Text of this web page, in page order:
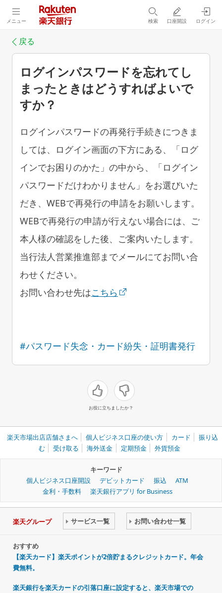
メニュー 検索 口座開設 ログイン
戻る
ログインパスワードを忘れてし
まったときはどうすればよいで
すか？
ログインパスワードの再発行手続きにつきま
しては、ログイン画面の下方にある、「ログ
インでお困りのかた」の中から、「ログイン
パスワードだけわかりません」をお選びいた
だき、WEBで再発行の申請をお願いします。
WEBで再発行の申請が行えない場合には、ご
本人様の確認をした後、ご案内いたします。
当行法人営業推進部までメールにてお問い合
わせください。
お問い合わせ先はこちら
#パスワード失念・カード紛失・証明書発行
お役に立ちましたか？
楽天市場出店店舗さまへ 個人ビジネス口座の使い方 カード
振り込
む
受け取る 海外送金 定期預金 外貨預金
キーワード
個人ビジネス口座開設
デビットカード 振込
ATM
金利・手数料
楽天銀行アプリ for Business
楽天グループ サービス一覧 お問い合わせ一覧
おすすめ
【楽天カード】楽天ポイントが2倍貯まるクレジットカード。年会
費無料。
楽天銀行を楽天カードの引落口座に設定すると、楽天市場での